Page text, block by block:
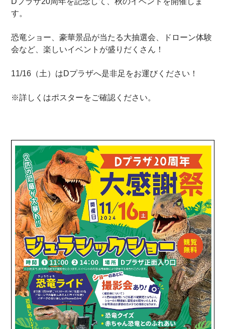
す。
恐竜ショー、豪華景品が当たる大抽選会、ドローン体験
会など、楽しいイベントが盛りだくさん！
11/16（土）はDプラザへ是非足をお運びください！
※詳しくはポスターをご確認ください。